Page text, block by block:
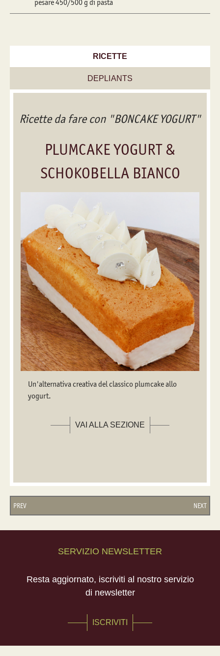
pesare 450/500 g di pasta
RICETTE
DEPLIANTS
Ricette da fare con "BONCAKE YOGURT"
PLUMCAKE YOGURT &
SCHOKOBELLA BIANCO
Un'alternativa creativa del classico plumcake allo
yogurt.
VAI ALLA SEZIONE
PREV NEXT
SERVIZIO NEWSLETTER
Resta aggiornato, iscriviti al nostro servizio
di newsletter
ISCRIVITI